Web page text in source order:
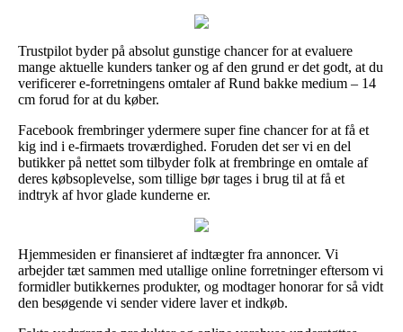
Trustpilot byder på absolut gunstige chancer for at evaluere
mange aktuelle kunders tanker og af den grund er det godt, at du
verificerer e-forretningens omtaler af Rund bakke medium – 14
cm forud for at du køber.
Facebook frembringer ydermere super fine chancer for at få et
kig ind i e-firmaets troværdighed. Foruden det ser vi en del
butikker på nettet som tilbyder folk at frembringe en omtale af
deres købsoplevelse, som tillige bør tages i brug til at få et
indtryk af hvor glade kunderne er.
Hjemmesiden er finansieret af indtægter fra annoncer. Vi
arbejder tæt sammen med utallige online forretninger eftersom vi
formidler butikkernes produkter, og modtager honorar for så vidt
den besøgende vi sender videre laver et indkøb.